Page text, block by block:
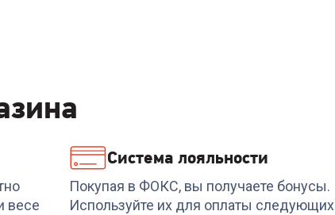
весе
Система лояльности
Покупая в ФОКС, вы получаете бонусы.
Используйте их для оплаты следующих